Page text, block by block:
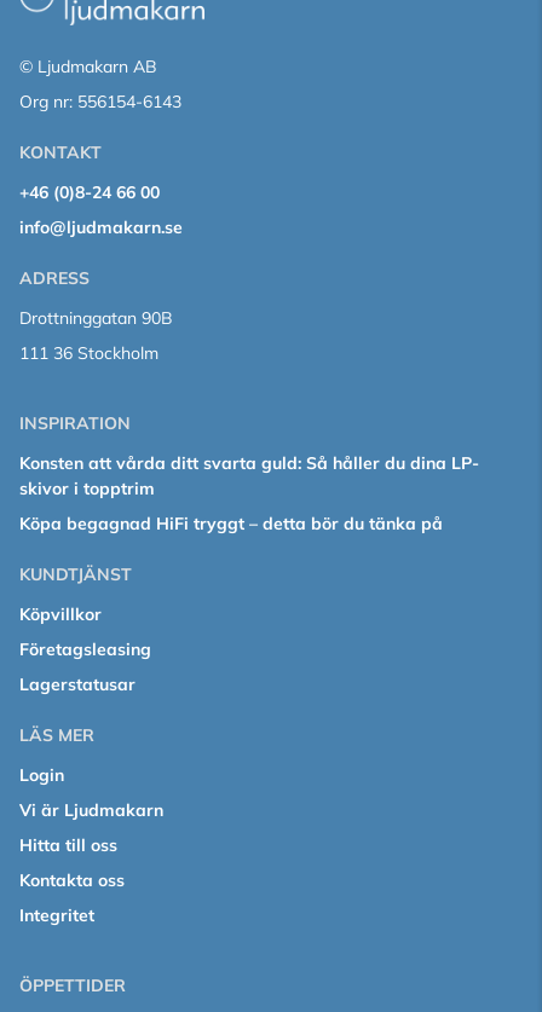
© Ljudmakarn AB
Org nr: 556154-6143
KONTAKT
+46 (0)8-24 66 00
info@ljudmakarn.se
ADRESS
Drottninggatan 90B
111 36 Stockholm
INSPIRATION
Konsten att vårda ditt svarta guld: Så håller du dina LP-
skivor i topptrim
Köpa begagnad HiFi tryggt – detta bör du tänka på
KUNDTJÄNST
Köpvillkor
Företagsleasing
Lagerstatusar
LÄS MER
Login
Vi är Ljudmakarn
Hitta till oss
Kontakta oss
Integritet
ÖPPETTIDER